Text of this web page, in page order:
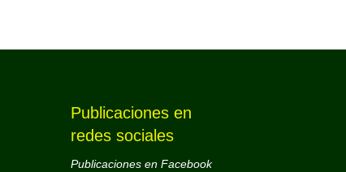
Publicaciones en
redes sociales
Publicaciones en Facebook